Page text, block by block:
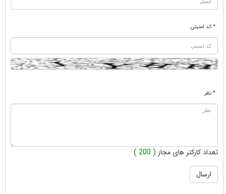
* کد امنیتی
* نظر
تعداد کارکتر های مجاز ( 200 )